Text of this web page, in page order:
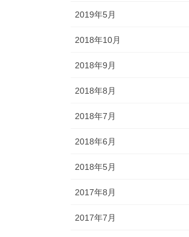
2019年5月
2018年10月
2018年9月
2018年8月
2018年7月
2018年6月
2018年5月
2017年8月
2017年7月